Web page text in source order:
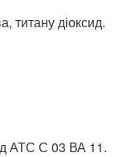
титану діоксид.
АТС С 03 ВА 11.